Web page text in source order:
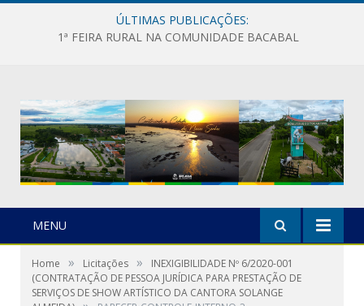
ÚLTIMAS PUBLICAÇÕES:
1ª FEIRA RURAL NA COMUNIDADE BACABAL
MENU
Home » Licitações »
INEXIGIBILIDADE Nº 6/2020-001
(CONTRATAÇÃO DE PESSOA JURÍDICA PARA PRESTAÇÃO DE
SERVIÇOS DE SHOW ARTÍSTICO DA CANTORA SOLANGE